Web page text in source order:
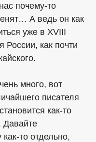
почему-то
А ведь он как
уже в XVIII
России, как почти
много, вот
писателя
как-то
Давайте
то отдельно,